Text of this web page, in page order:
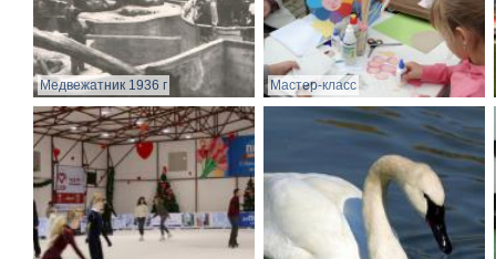
Медвежатник 1936 г Мастер-класс